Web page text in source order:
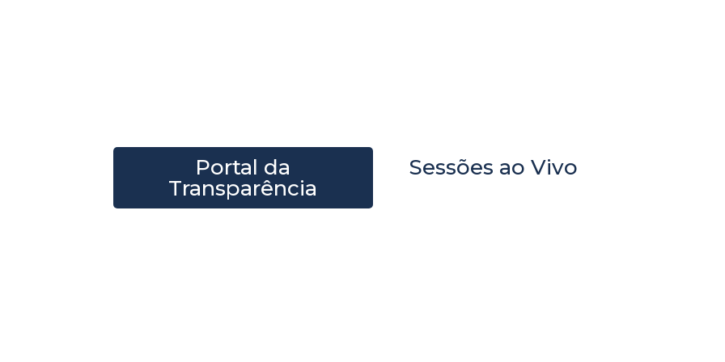
Portal da
Transparência
Sessões ao Vivo